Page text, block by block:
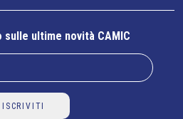
ultime novità CAMIC
ISCRIVITI